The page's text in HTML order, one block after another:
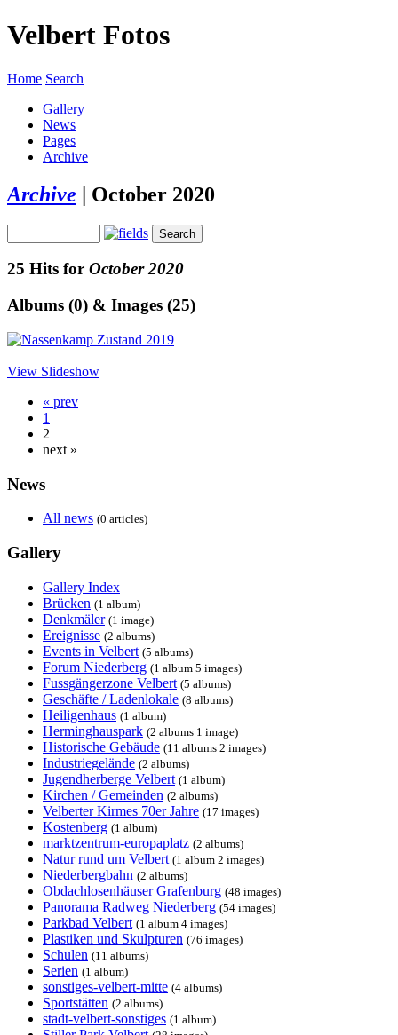
Velbert Fotos
Home Search
Gallery
News
Pages
Archive
Archive | October 2020
25 Hits for October 2020
Albums (0) & Images (25)
View Slideshow
« prev
1
2
next »
News
All news (0 articles)
Gallery
Gallery Index
Brücken (1 album)
Denkmäler (1 image)
Ereignisse (2 albums)
Events in Velbert (5 albums)
Forum Niederberg (1 album 5 images)
Fussgängerzone Velbert (5 albums)
Geschäfte / Ladenlokale (8 albums)
Heiligenhaus (1 album)
Herminghauspark (2 albums 1 image)
Historische Gebäude (11 albums 2 images)
Industriegelände (2 albums)
Jugendherberge Velbert (1 album)
Kirchen / Gemeinden (2 albums)
Velberter Kirmes 70er Jahre (17 images)
Kostenberg (1 album)
marktzentrum-europaplatz (2 albums)
Natur rund um Velbert (1 album 2 images)
Niederbergbahn (2 albums)
Obdachlosenhäuser Grafenburg (48 images)
Panorama Radweg Niederberg (54 images)
Parkbad Velbert (1 album 4 images)
Plastiken und Skulpturen (76 images)
Schulen (11 albums)
Serien (1 album)
sonstiges-velbert-mitte (4 albums)
Sportstätten (2 albums)
stadt-velbert-sonstiges (1 album)